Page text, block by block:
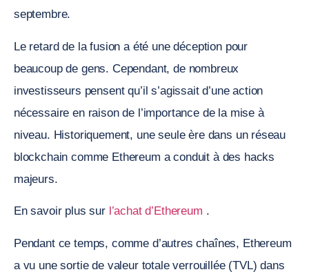
septembre.
Le retard de la fusion a été une déception pour
beaucoup de gens. Cependant, de nombreux
investisseurs pensent qu’il s’agissait d’une action
nécessaire en raison de l’importance de la mise à
niveau. Historiquement, une seule ère dans un réseau
blockchain comme Ethereum a conduit à des hacks
majeurs.
En savoir plus sur l’achat d’Ethereum .
Pendant ce temps, comme d’autres chaînes, Ethereum
a vu une sortie de valeur totale verrouillée (TVL) dans